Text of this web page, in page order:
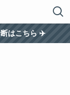
断はこちら ✈️